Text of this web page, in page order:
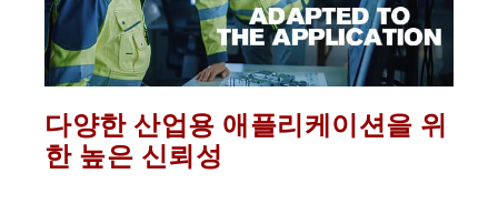
다양한 산업용 애플리케이션을 위
한 높은 신뢰성